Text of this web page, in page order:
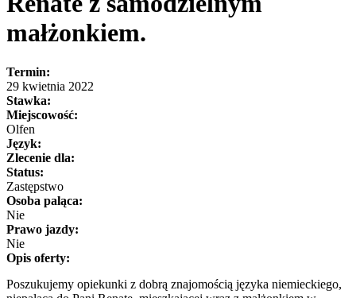
małżonkiem.
Termin:
29 kwietnia 2022
Stawka:
Miejscowość:
Olfen
Język:
Zlecenie dla:
Status:
Zastępstwo
Osoba paląca:
Nie
Prawo jazdy:
Nie
Opis oferty:
Poszukujemy opiekunki z dobrą znajomością języka niemieckiego,